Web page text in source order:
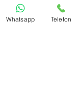
bzgl. den
Bitte unbedingt
Versand kann bis
Whatsapp Telefon